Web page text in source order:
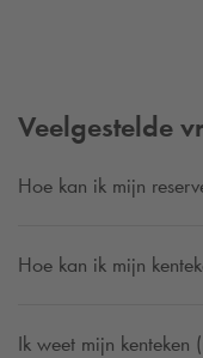
Veelgestelde
Hoe kan ik mijn
Hoe kan ik mijn
Ik weet mijn kenteken